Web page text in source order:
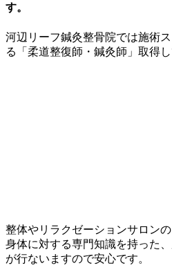
す。
河辺リーフ鍼灸整骨院では施術
る「柔道整復師・鍼灸師」取得し
整体やリラクゼーションサロン
身体に対する専門知識を持った
が行ないますので安心です。